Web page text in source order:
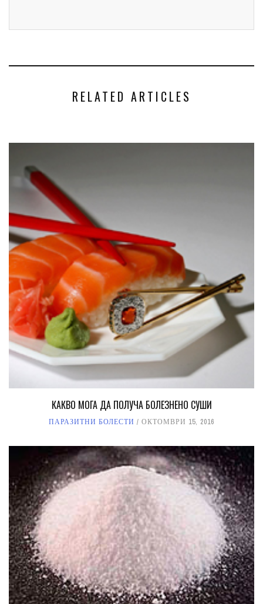
RELATED ARTICLES
КАКВО МОГА ДА ПОЛУЧА БОЛЕЗНЕНО СУШИ
ПАРАЗИТНИ БОЛЕСТИ ОКТОМВРИ 15, 2016